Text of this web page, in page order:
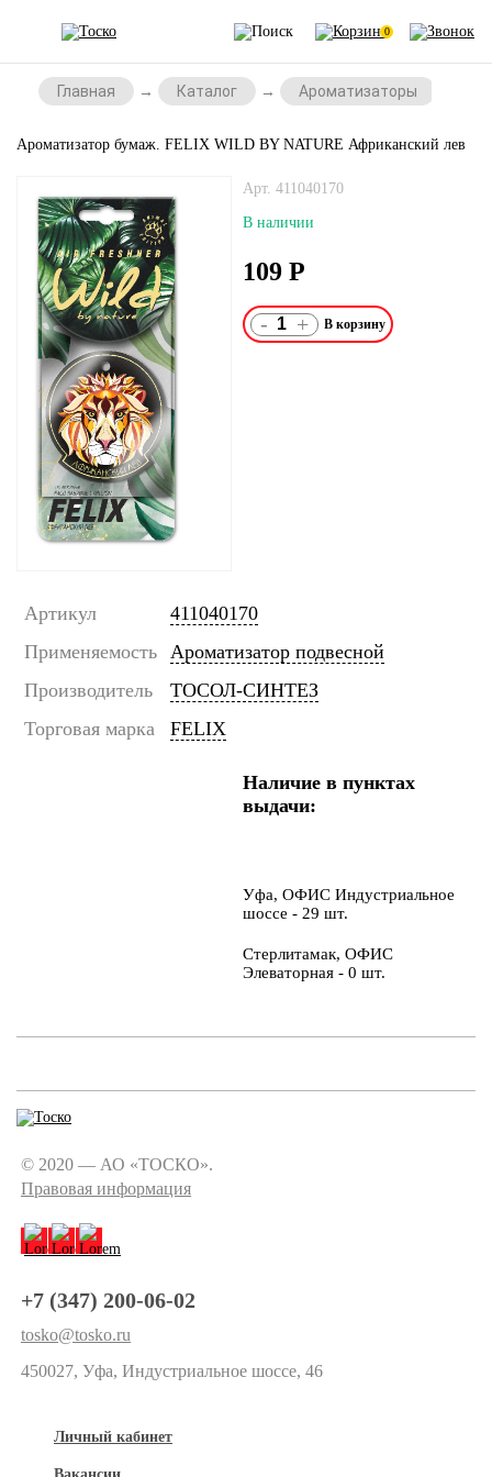
0
Главная Каталог Ароматизаторы
Ароматизатор бумаж. FELIX WILD BY NATURE Африканский лев
Арт. 411040170
В наличии
109 Р
- +
Артикул
411040170
Применяемость Ароматизатор подвесной
Производитель
ТОСОЛ-СИНТЕЗ
Торговая марка
FELIX
Наличие в пунктах
выдачи:
Уфа, ОФИС Индустриальное
шоссе - 29 шт.
Стерлитамак, ОФИС
Элеваторная - 0 шт.
© 2020 — АО «ТОСКО».
Правовая информация
+7 (347) 200-06-02
tosko@tosko.ru
450027, Уфа, Индустриальное шоссе, 46
Личный кабинет